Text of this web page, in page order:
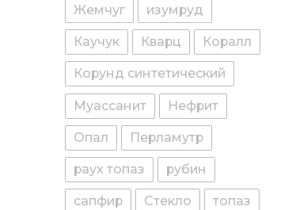
Жемчуг изумруд
Каучук Кварц Коралл
Корунд синтетический
Муассанит Нефрит
Опал Перламутр
раух топаз рубин
сапфир Стекло топаз